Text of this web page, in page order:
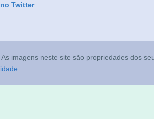
Twitter
. As imagens neste site são propriedades dos